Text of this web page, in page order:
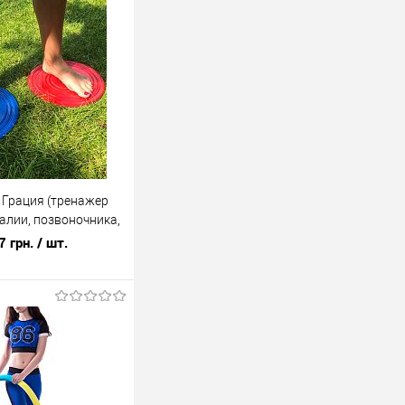
(тренажер
позвоночника,
OSPORT (FI-
грн. / шт.
В корзину